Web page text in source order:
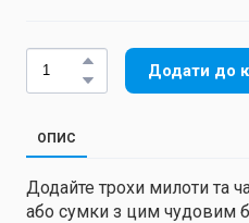
Додати до
ОПИС
Додайте трохи милоти та
або сумки з цим чудовим